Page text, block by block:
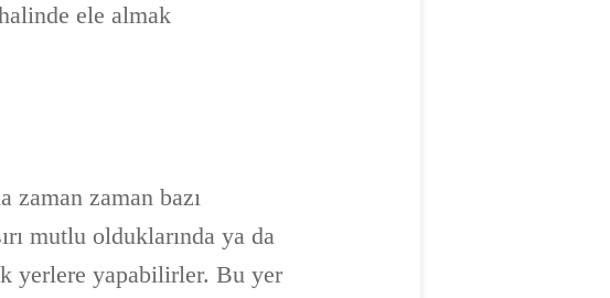
ele almak
zaman zaman bazı
mutlu olduklarında ya da
yerlere yapabilirler. Bu yer